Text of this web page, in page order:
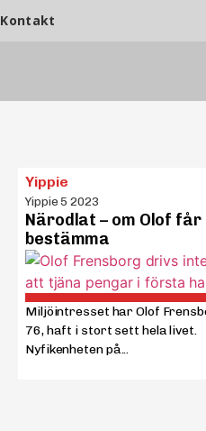
Kontakt
Yippie
Yippie 5 2023
Närodlat – om Olof får
bestämma
Miljöintresset har Olof
76, haft i stort sett hela livet.
Nyfikenheten på...